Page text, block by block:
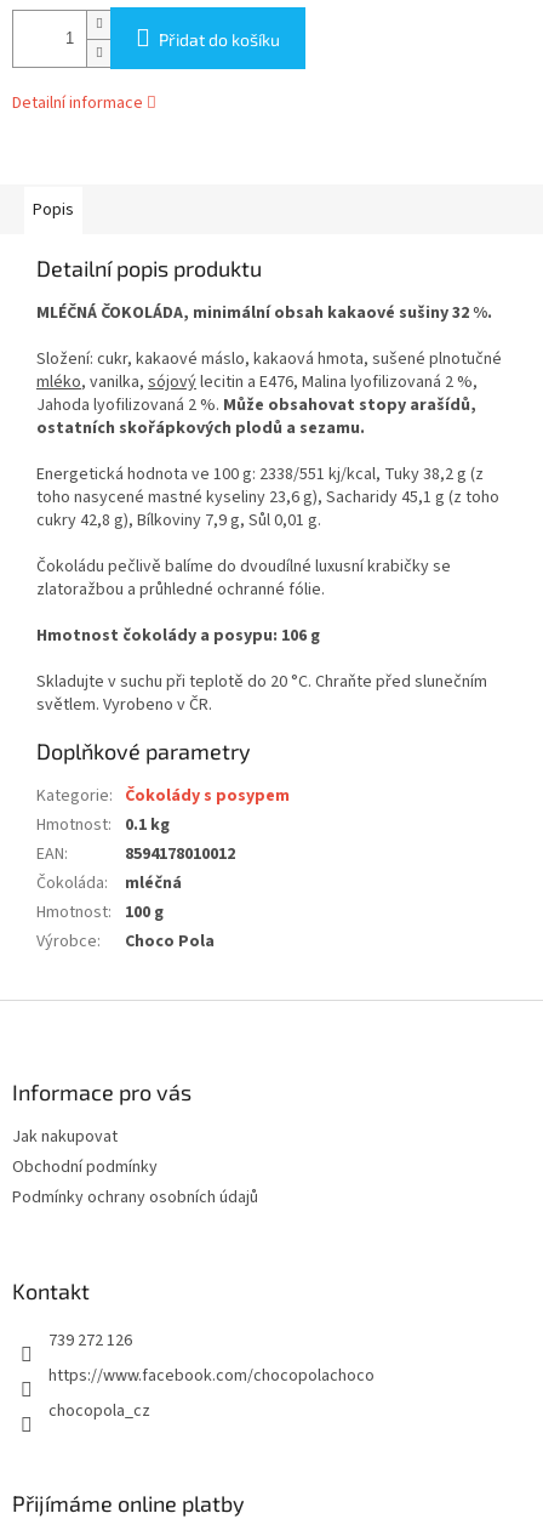
Přidat do košíku
Detailní informace
Popis
Detailní popis produktu
MLÉČNÁ ČOKOLÁDA, minimální obsah kakaové sušiny 32 %.
Složení: cukr, kakaové máslo, kakaová hmota, sušené plnotučné
mléko, vanilka, sójovýlecitin a E476, Malina lyofilizovaná 2 %,
Jahoda lyofilizovaná 2 %. Může obsahovat stopy arašídů,
ostatních skořápkových plodů a sezamu.
Energetická hodnota ve 100 g: 2338/551 kj/kcal, Tuky 38,2 g (z
toho nasycené mastné kyseliny 23,6 g), Sacharidy 45,1 g (z toho
cukry 42,8 g), Bílkoviny 7,9 g, Sůl 0,01 g.
Čokoládu pečlivě balíme do dvoudílné luxusní krabičky se
zlatoražbou a průhledné ochranné fólie.
Hmotnost čokolády a posypu: 106 g
Skladujte v suchu při teplotě do 20 °C. Chraňte před slunečním
světlem. Vyrobeno v ČR.
Doplňkové parametry
Kategorie: Čokolády s posypem
Hmotnost:
0.1 kg
EAN:
8594178010012
Čokoláda:
mléčná
Hmotnost:
100 g
Výrobce: Choco Pola
Informace pro vás
Jak nakupovat
Obchodní podmínky
Podmínky ochrany osobních údajů
Kontakt
739 272 126
https://www.facebook.com/chocopolachoco
chocopola_cz
Přijímáme online platby